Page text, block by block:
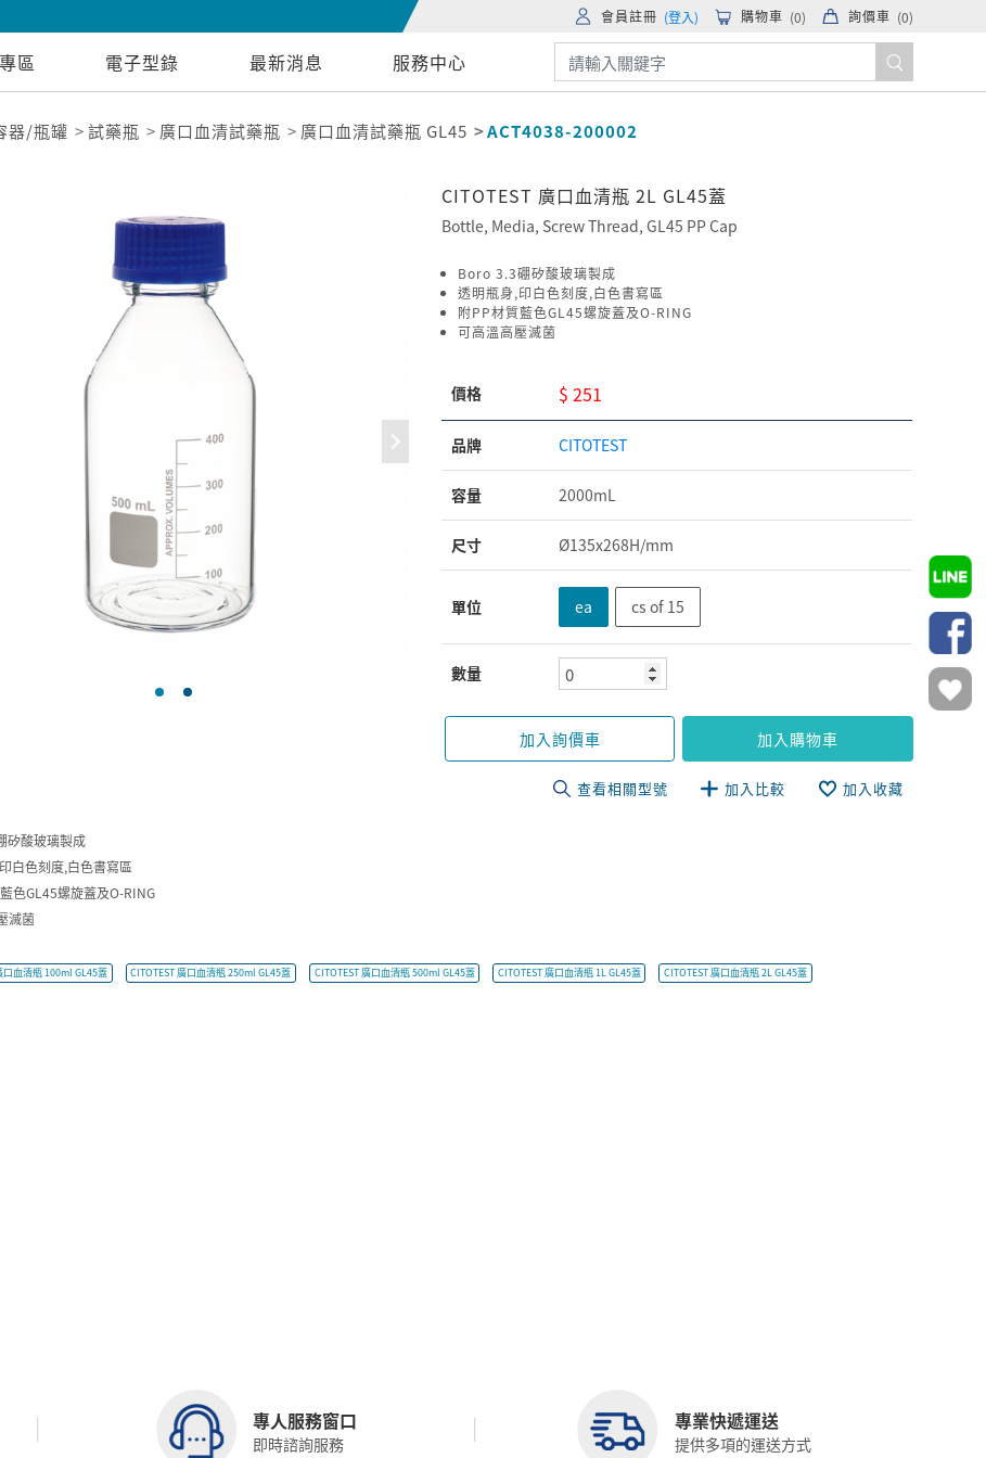
會員註冊 (登入) 購物車 (0) 詢價車 (0)
區 電子型錄 最新消息 服務中心
器/瓶罐 試藥瓶 廣口血清試藥瓶 廣口血清試藥瓶 GL45 ACT4038-200002
CITOTEST 廣口血清瓶 2L GL45蓋
Bottle, Media, Screw Thread, GL45 PP Cap
Boro 3.3硼矽酸玻璃製成
透明瓶身,印白色刻度,白色書寫區
附PP材質藍色GL45螺旋蓋及O-RING
可高溫高壓滅菌
價格 $ 251
品牌 CITOTEST
容量 2000mL
尺寸 Ø135x268H/mm
單位 ea cs of 15
數量
加入詢價車 加入購物車
查看相關型號 加入比較 加入收藏
矽酸玻璃製成
白色刻度,白色書寫區
色GL45螺旋蓋及O-RING
滅菌
口血清瓶 100ml GL45蓋 CITOTEST 廣口血清瓶 250ml GL45蓋 CITOTEST 廣口血清瓶 500ml GL45蓋 CITOTEST 廣口血清瓶 1L GL45蓋 CITOTEST 廣口血清瓶 2L GL45蓋
專人服務窗口
即時諮詢服務
專業快遞運送
提供多項的運送方式